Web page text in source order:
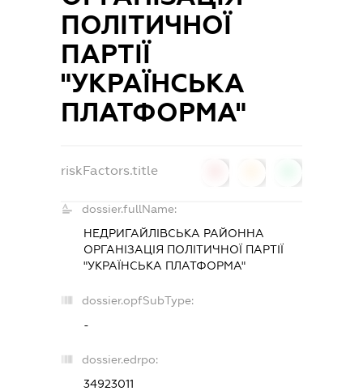
ПОЛІТИЧНОЇ
ПАРТІЇ
"УКРАЇНСЬКА
ПЛАТФОРМА"
riskFactors.title
dossier.fullName:
НЕДРИГАЙЛІВСЬКА РАЙОННА
ОРГАНІЗАЦІЯ ПОЛІТИЧНОЇ ПАРТІЇ
"УКРАЇНСЬКА ПЛАТФОРМА"
dossier.opfSubType:
-
dossier.edrpo:
34923011